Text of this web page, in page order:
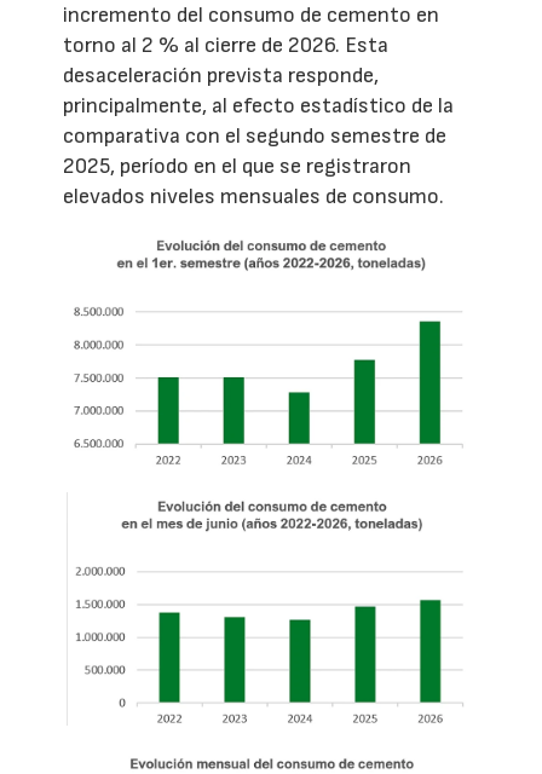
incremento del consumo de cemento en
torno al 2 % al cierre de 2026. Esta
desaceleración prevista responde,
principalmente, al efecto estadístico de la
comparativa con el segundo semestre de
2025, período en el que se registraron
elevados niveles mensuales de consumo.